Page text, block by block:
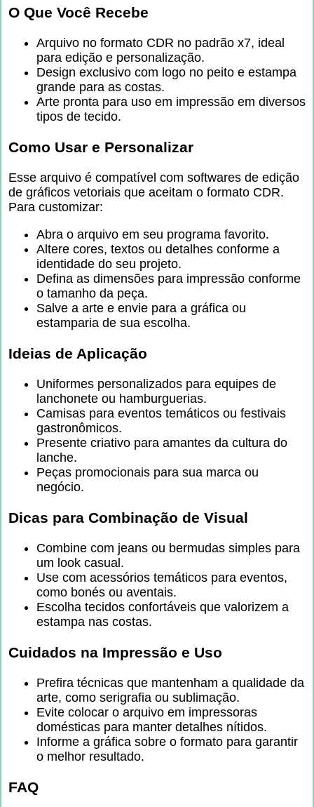
O Que Você Recebe
Arquivo no formato CDR no padrão x7, ideal
para edição e personalização.
Design exclusivo com logo no peito e estampa
grande para as costas.
Arte pronta para uso em impressão em diversos
tipos de tecido.
Como Usar e Personalizar
Esse arquivo é compatível com softwares de edição
de gráficos vetoriais que aceitam o formato CDR.
Para customizar:
Abra o arquivo em seu programa favorito.
Altere cores, textos ou detalhes conforme a
identidade do seu projeto.
Defina as dimensões para impressão conforme
o tamanho da peça.
Salve a arte e envie para a gráfica ou
estamparia de sua escolha.
Ideias de Aplicação
Uniformes personalizados para equipes de
lanchonete ou hamburguerias.
Camisas para eventos temáticos ou festivais
gastronômicos.
Presente criativo para amantes da cultura do
lanche.
Peças promocionais para sua marca ou
negócio.
Dicas para Combinação de Visual
Combine com jeans ou bermudas simples para
um look casual.
Use com acessórios temáticos para eventos,
como bonés ou aventais.
Escolha tecidos confortáveis que valorizem a
estampa nas costas.
Cuidados na Impressão e Uso
Prefira técnicas que mantenham a qualidade da
arte, como serigrafia ou sublimação.
Evite colocar o arquivo em impressoras
domésticas para manter detalhes nítidos.
Informe a gráfica sobre o formato para garantir
o melhor resultado.
FAQ